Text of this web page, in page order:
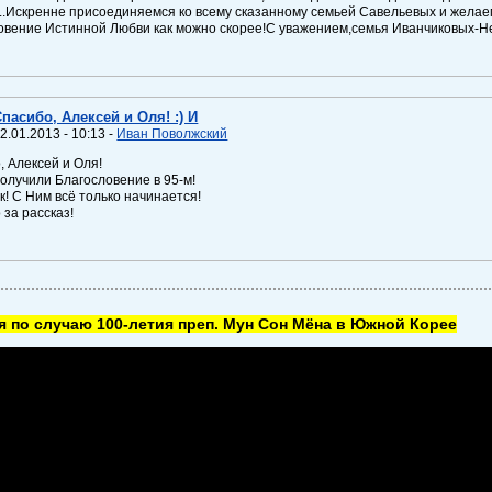
присоединяемся ко всему сказанному семьей Савельевых и
Истинной Любви как можно скорее!С уважением,семья Иванчиковых-
Алексей и Оля! :) И
- 10:13 - Иван Поволжский
Алексей и Оля!
Благословение в 95-м!
С Ним всё только начинается!
рассказ!
по случаю 100-летия преп. Мун Сон Мёна в Южной Корее